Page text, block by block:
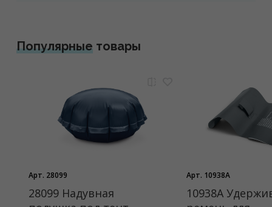
Популярныетовары
Арт. 28099
28099 Надувная
Арт. 10938A
10938A